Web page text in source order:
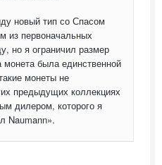
новый тип со Спасом
из первоначальных
но я ограничил размер
монета была единственной
монеты не
предыдущих коллекциях
дилером, которого я
Naumann».